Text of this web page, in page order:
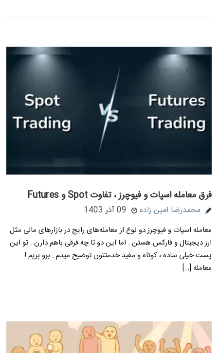
فرق معامله اسپات و فیوچرز ، تفاوت Spot و Futures
محمدرضا امین زاده 09 آذر 1403
معامله اسپات و فیوچرز دو نوع از معامله‌های رایج در بازارهای مالی مثل
ارز دیجیتال و فارکس هستن . اما این دو تا چه فرقی باهم دارن . تو این
پست خیلی ساده ، کوتاه و مفید خدمتتون توضیح میدم . برو بریم !
معامله […]